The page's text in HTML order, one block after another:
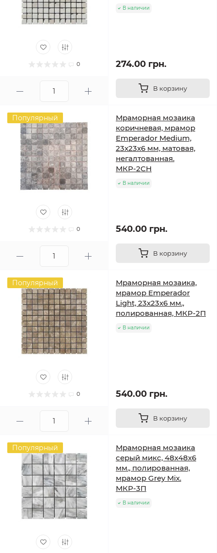
0
В наличии
274.00 грн.
В корзину
Популярный
0
Мраморная мозаика
коричневая, мрамор
Emperador Medium,
23x23x6 мм, матовая,
негалтованная.
МКР-2СН
В наличии
540.00 грн.
В корзину
Популярный
0
Мраморная мозаика,
мрамор Emperador
Light, 23x23x6 мм.,
полированная, МКР-2П
В наличии
540.00 грн.
В корзину
Популярный
Мраморная мозаика
серый микс, 48x48x6
мм., полированная,
мрамор Grey Mix.
МКР-3П
В наличии